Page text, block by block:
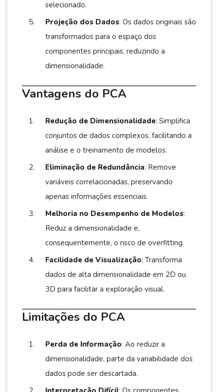
selecionado.
Projeção dos Dados: Os dados originais são
transformados para o espaço dos
componentes principais, reduzindo a
dimensionalidade.
Vantagens do PCA
Redução de Dimensionalidade: Simplifica
conjuntos de dados complexos, facilitando a
análise e o treinamento de modelos.
Eliminação de Redundância: Remove
variáveis correlacionadas, preservando
apenas informações essenciais.
Melhoria no Desempenho de Modelos:
Reduz a dimensionalidade e,
consequentemente, o risco de overfitting.
Facilidade de Visualização: Transforma
dados de alta dimensionalidade em 2D ou
3D para facilitar a exploração visual.
Limitações do PCA
Perda de Informação: Ao reduzir a
dimensionalidade, parte da variabilidade dos
dados pode ser descartada.